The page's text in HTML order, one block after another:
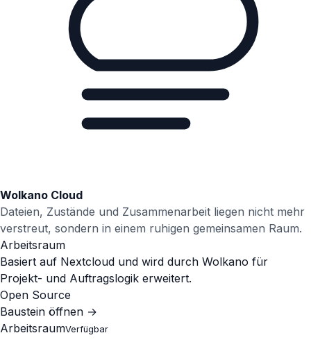
Wolkano Cloud
Dateien, Zustände und Zusammenarbeit liegen nicht mehr
verstreut, sondern in einem ruhigen gemeinsamen Raum.
Arbeitsraum
Basiert auf Nextcloud und wird durch Wolkano für
Projekt- und Auftragslogik erweitert.
Open Source
Baustein öffnen →
ArbeitsraumVerfügbar